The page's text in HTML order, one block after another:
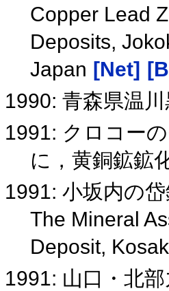
Copper Lead
Deposits,
Japan [Net]
1990: 青森県温
1991: クロコー
に，黄銅鉱鉱
1991: 小坂内の
The Mineral
Deposit,
1991: 山口・北